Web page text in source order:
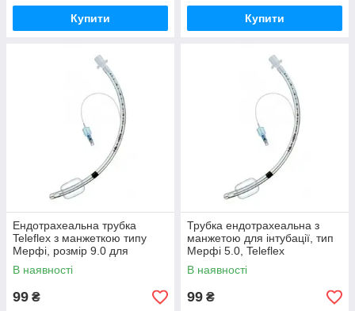
Купити Купити
Ендотрахеальна трубка
Teleflex з манжеткою типу
Мерфі, розмір 9.0 для
інтубації
В наявності
99 ₴
Трубка ендотрахеальна з
манжетою для інтубації, тип
Мерфі 5.0, Teleflex
В наявності
99 ₴